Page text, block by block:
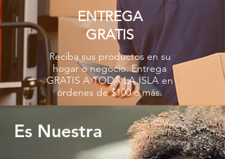
ENTREGA
GRATIS
Reciba sus productos en su
hogar o negocio. Entrega
GRATIS A TODA LA ISLA en
órdenes de $100 o más.
Es Nuestra